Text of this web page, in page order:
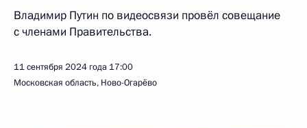
Владимир Путин по видеосвязи провёл совещание
с членами Правительства.
11 сентября 2024 года 17:00
Московская область, Ново-Огарёво